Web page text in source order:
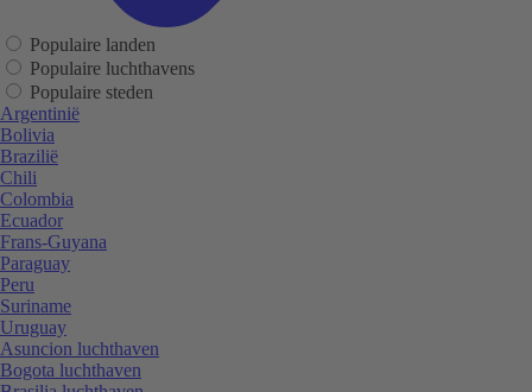
Populaire landen
Populaire luchthavens
Populaire steden
Argentinië
Bolivia
Brazilië
Chili
Colombia
Ecuador
Frans-Guyana
Paraguay
Peru
Suriname
Uruguay
Asuncion luchthaven
Bogota luchthaven